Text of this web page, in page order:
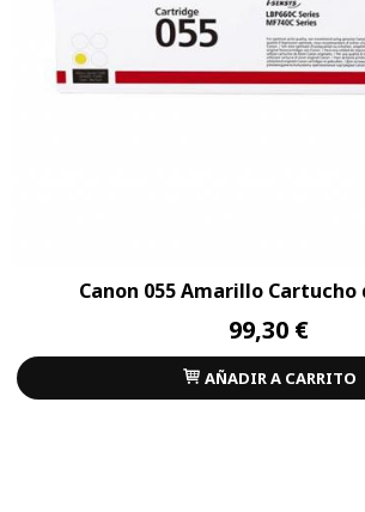
Canon 055 Amarillo Cartucho
99,30 €
AÑADIR A CARRITO